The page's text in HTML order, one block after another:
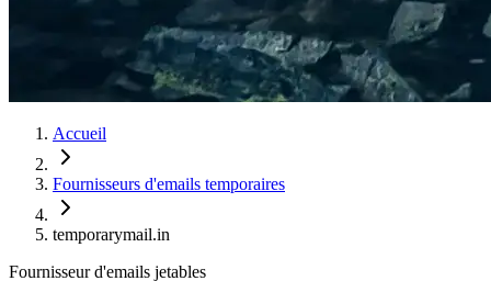
Accueil
Fournisseurs d'emails temporaires
temporarymail.in
Fournisseur d'emails jetables